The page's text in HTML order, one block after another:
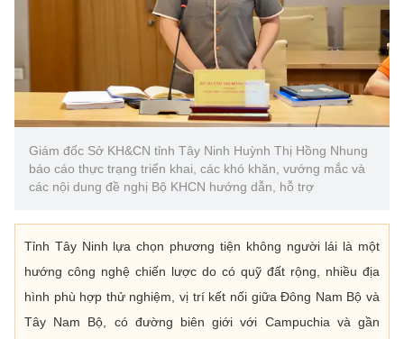
Giám đốc Sở KH&CN tỉnh Tây Ninh Huỳnh Thị Hồng Nhung
báo cáo thực trạng triển khai, các khó khăn, vướng mắc và
các nội dung đề nghị Bộ KHCN hướng dẫn, hỗ trợ
Tỉnh Tây Ninh lựa chọn phương tiện không người lái là một
hướng công nghệ chiến lược do có quỹ đất rộng, nhiều địa
hình phù hợp thử nghiệm, vị trí kết nối giữa Đông Nam Bộ và
Tây Nam Bộ, có đường biên giới với Campuchia và gần